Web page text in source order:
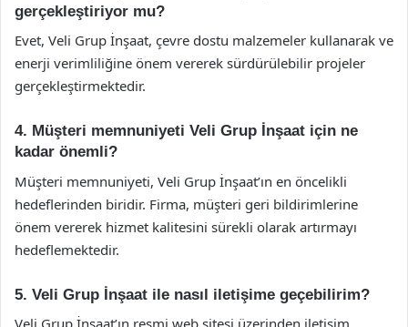
gerçekleştiriyor mu?
Evet, Veli Grup İnşaat, çevre dostu malzemeler kullanarak ve
enerji verimliliğine önem vererek sürdürülebilir projeler
gerçekleştirmektedir.
4. Müşteri memnuniyeti Veli Grup İnşaat için ne
kadar önemli?
Müşteri memnuniyeti, Veli Grup İnşaat’ın en öncelikli
hedeflerinden biridir. Firma, müşteri geri bildirimlerine
önem vererek hizmet kalitesini sürekli olarak artırmayı
hedeflemektedir.
5. Veli Grup İnşaat ile nasıl iletişime geçebilirim?
Veli Grup İnşaat’ın resmi web sitesi üzerinden iletişim